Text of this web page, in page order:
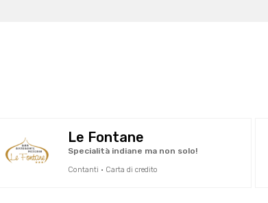
Le Fontane
Specialità indiane ma non solo!
Contanti · Carta di credito